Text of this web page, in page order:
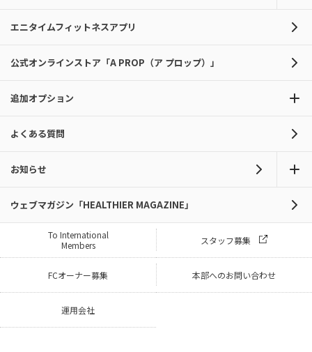
エニタイムフィットネスアプリ
公式オンラインストア「A PROP（ア プロップ）」
追加オプション
よくある質問
お知らせ
ウェブマガジン「HEALTHIER MAGAZINE」
To International
Members
スタッフ募集
FCオーナー募集 本部へのお問い合わせ
運用会社